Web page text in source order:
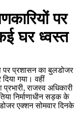
पर
घर ध्वस्त
पर प्रशासन का बुलडोजर
गया‌। वहीं
राजस्व अधिकारी
निर्माणाधीन सड़क के
एक्शन सोमवार दिनके